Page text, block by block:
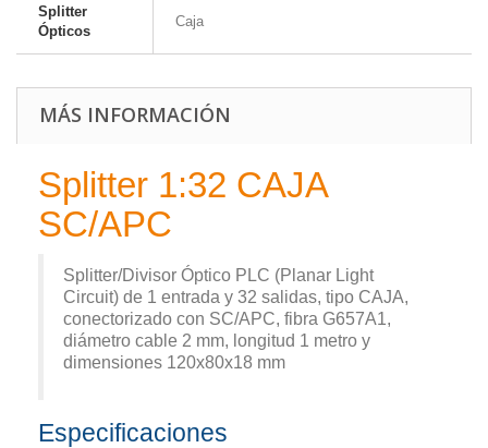
Splitter
Ópticos
Caja
MÁS INFORMACIÓN
Splitter 1:32 CAJA
SC/APC
Splitter/Divisor Óptico PLC (Planar Light
Circuit) de 1 entrada y 32 salidas, tipo CAJA,
conectorizado con SC/APC, fibra G657A1,
diámetro cable 2 mm, longitud 1 metro y
dimensiones 120x80x18 mm
Especificaciones